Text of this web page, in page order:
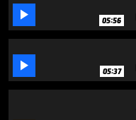
 05:56
 05:37